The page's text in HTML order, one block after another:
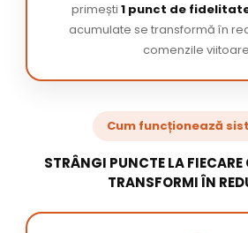
primești 1 punct de
acumulate se transformă în
comenzile
Cum funcționează
STRÂNGI PUNCTE LA
TRANSFORMI ÎN